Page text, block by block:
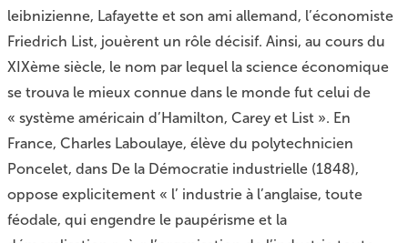
leibnizienne, Lafayette et son ami allemand, l’économiste
Friedrich List, jouèrent un rôle décisif. Ainsi, au cours du
XIXème siècle, le nom par lequel la science économique
se trouva le mieux connue dans le monde fut celui de
« système américain d’Hamilton, Carey et List ». En
France, Charles Laboulaye, élève du polytechnicien
Poncelet, dans De la Démocratie industrielle (1848),
oppose explicitement « l’ industrie à l’anglaise, toute
féodale, qui engendre le paupérisme et la